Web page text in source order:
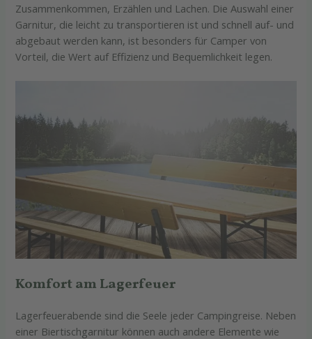
Zusammenkommen, Erzählen und Lachen. Die Auswahl einer
Garnitur, die leicht zu transportieren ist und schnell auf- und
abgebaut werden kann, ist besonders für Camper von
Vorteil, die Wert auf Effizienz und Bequemlichkeit legen.
Komfort am Lagerfeuer
Lagerfeuerabende sind die Seele jeder Campingreise. Neben
einer Biertischgarnitur können auch andere Elemente wie